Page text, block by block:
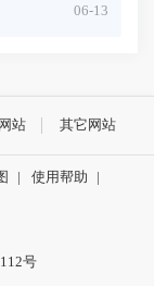
06-13
站 其它网站
| 使用帮助
|
号